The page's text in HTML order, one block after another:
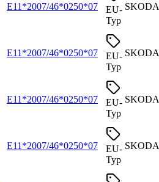
E11*2007/46*0250*07
EU-
Typ
SKODA
E11*2007/46*0250*07
EU-
Typ
SKODA
E11*2007/46*0250*07
EU-
Typ
SKODA
E11*2007/46*0250*07
EU-
Typ
SKODA